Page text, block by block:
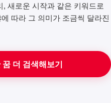
새로운 시작과 같은 키워드로
따라 그 의미가 조금씩 달라진
더 검색해보기